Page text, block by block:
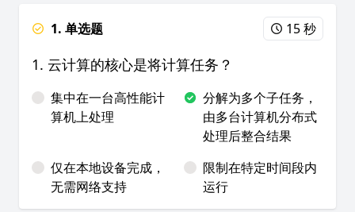
1. 单选题 15 秒
1. 云计算的核心是将计算任务？
集中在一台高性能计
算机上处理
分解为多个子任务，
由多台计算机分布式
处理后整合结果
仅在本地设备完成，
无需网络支持
限制在特定时间段内
运行